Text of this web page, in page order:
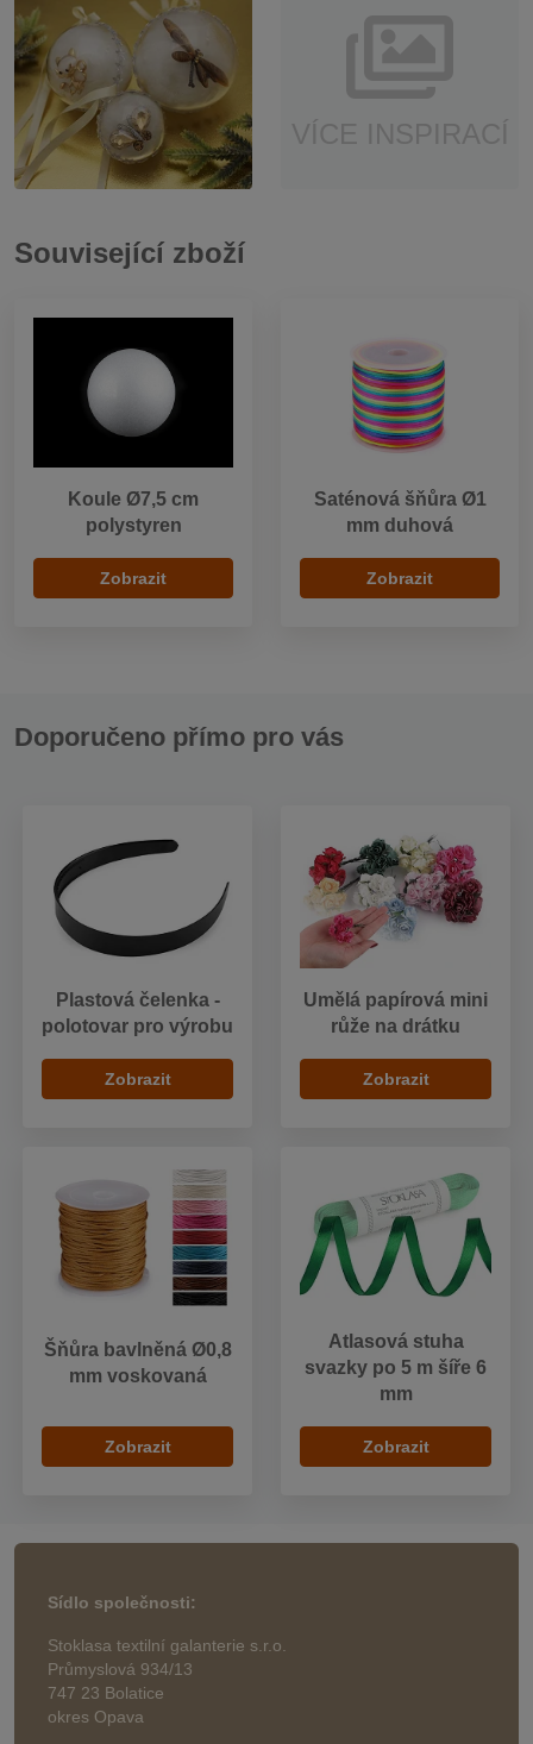
Související zboží
Koule Ø7,5 cm
polystyren
Zobrazit
Saténová šňůra Ø1
mm duhová
Zobrazit
Doporučeno přímo pro vás
Plastová čelenka -
polotovar pro výrobu
Zobrazit
Umělá papírová mini
růže na drátku
Zobrazit
Šňůra bavlněná Ø0,8
mm voskovaná
Zobrazit
Atlasová stuha
svazky po 5 m šíře 6
mm
Zobrazit
Sídlo společnosti:
Stoklasa textilní galanterie s.r.o.
Průmyslová 934/13
747 23 Bolatice
okres Opava